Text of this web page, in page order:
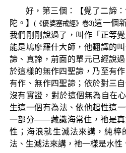
好，第三個：【覺了二諦
陀。】(《優婆塞戒經》卷3)這一個
我們剛剛說過了，叫作「正等
能是鳩摩羅什大師，他翻譯的
諦、真諦，前面的單元已經說
於這樣的無作四聖諦，乃至有
有作、無作四聖諦；依於對三
沒有實證，對於這個無為自在
生這一個有為法、依他起性這
一部分——藏識海常住，祂是真
性；海浪就生滅法來講，純粹
法、生滅法來講，祂一樣是水性